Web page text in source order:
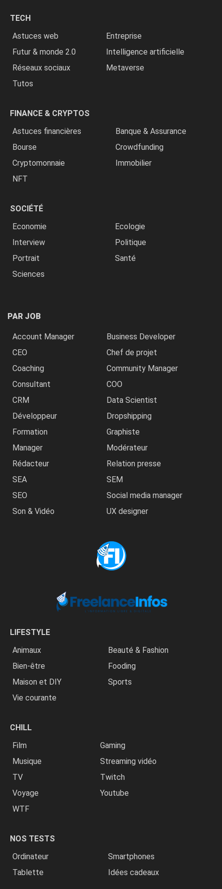
TECH
Astuces web
Entreprise
Futur & monde 2.0
Intelligence artificielle
Réseaux sociaux
Metaverse
Tutos
FINANCE & CRYPTOS
Astuces financières
Banque & Assurance
Bourse
Crowdfunding
Cryptomonnaie
Immobilier
NFT
SOCIÉTÉ
Economie
Ecologie
Interview
Politique
Portrait
Santé
Sciences
PAR JOB
Account Manager
Business Developer
CEO
Chef de projet
Coaching
Community Manager
Consultant
COO
CRM
Data Scientist
Développeur
Dropshipping
Formation
Graphiste
Manager
Modérateur
Rédacteur
Relation presse
SEA
SEM
SEO
Social media manager
Son & Vidéo
UX designer
LIFESTYLE
Animaux
Beauté & Fashion
Bien-être
Fooding
Maison et DIY
Sports
Vie courante
CHILL
Film
Gaming
Musique
Streaming vidéo
TV
Twitch
Voyage
Youtube
WTF
NOS TESTS
Ordinateur
Smartphones
Tablette
Idées cadeaux